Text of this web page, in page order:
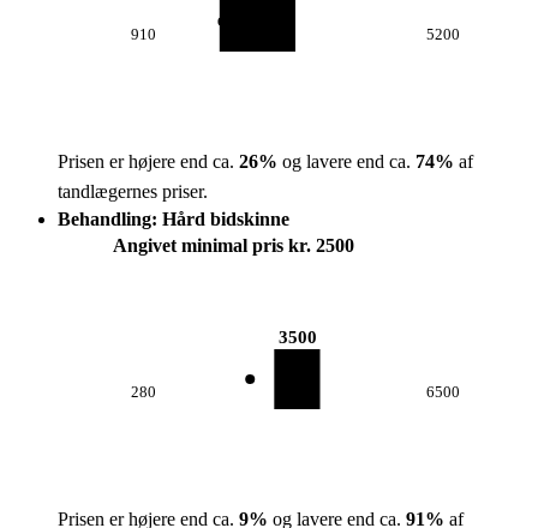
910 5200
Prisen er højere end ca. 26% og lavere end ca. 74% af
tandlægernes priser.
Behandling: Hård bidskinne
Angivet minimal pris kr. 2500
280
3500
6500
Prisen er højere end ca. 9% og lavere end ca. 91% af